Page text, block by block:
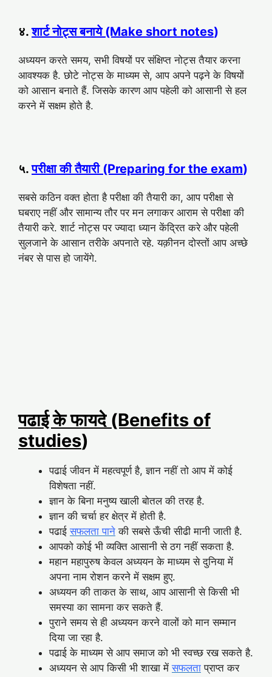
४.शार्ट नोट्स बनाये (Make short notes)
अध्ययन करते समय, सभी विषयों पर संक्षिप्त नोट्स तैयार करना
आवश्यक है. छोटे नोट्स के माध्यम से, आप अपने पढ़ने के विषयों
को आसान बनाते हैं. जिसके कारण आप पहेली को आसानी से हल
करने में सक्षम होते है.
५.परीक्षा की तैयारी (Preparing for the exam)
सबसे कठिन वक्त होता है परीक्षा की तैयारी का, आप परीक्षा से
घबराए नहीं और सामान्य तौर पर मन लगाकर आराम से परीक्षा की
तैयारी करे. शार्ट नोट्स पर ज्यादा ध्यान केंद्रित करे और पहेली
सुलजाने के आसान तरीके अपनाते रहे. यक़ीनन दोस्तों आप अच्छे
नंबर से पास हो जायेंगे.
पढाई के फायदे (Benefits of
studies)
पढाई जीवन में महत्वपूर्ण है, ज्ञान नहीं तो आप में कोई
विशेषता नहीं.
ज्ञान के बिना मनुष्य खाली बोतल की तरह है.
ज्ञान की चर्चा हर क्षेत्र में होती है.
पढाईसफलता पाने की सबसे ऊँची सीढी मानी जाती है.
आपको कोई भी व्यक्ति आसानी से ठग नहीं सकता है.
महान महापुरुष केवल अध्ययन के माध्यम से दुनिया में
अपना नाम रोशन करने में सक्षम हुए.
अध्ययन की ताकत के साथ, आप आसानी से किसी भी
समस्या का सामना कर सकते हैं.
पुराने समय से ही अध्ययन करने वालों को मान सम्मान
दिया जा रहा है.
पढाई के माध्यम से आप समाज को भी स्वच्छ रख सकते है.
अध्ययन से आप किसी भी शाखा मेंसफलता प्राप्त कर